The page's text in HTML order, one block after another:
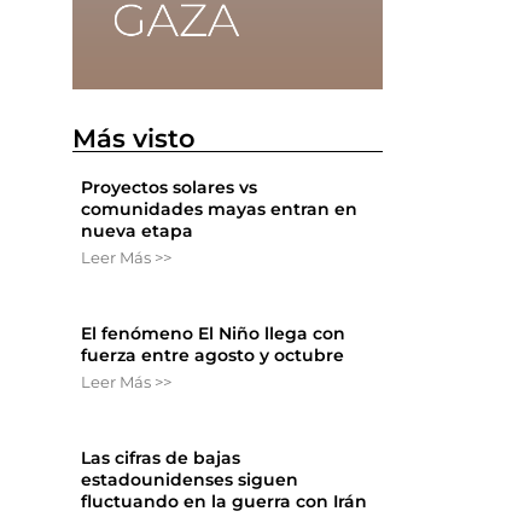
Más visto
Proyectos solares vs
comunidades mayas entran en
nueva etapa
Leer Más >>
El fenómeno El Niño llega con
fuerza entre agosto y octubre
Leer Más >>
Las cifras de bajas
estadounidenses siguen
fluctuando en la guerra con Irán